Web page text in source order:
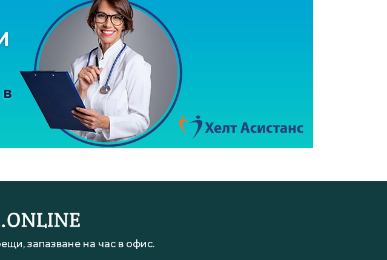
запазване на час в офис.